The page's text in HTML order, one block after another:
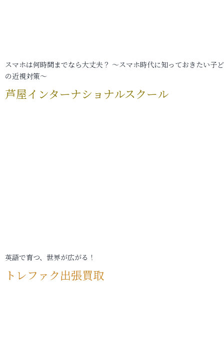
スマホは何時間までなら大丈夫？ ～スマホ時代に知っておきたい子
の近視対策～
芦屋インターナショナルスクール
英語で育つ、世界が広がる！
トレファク出張買取